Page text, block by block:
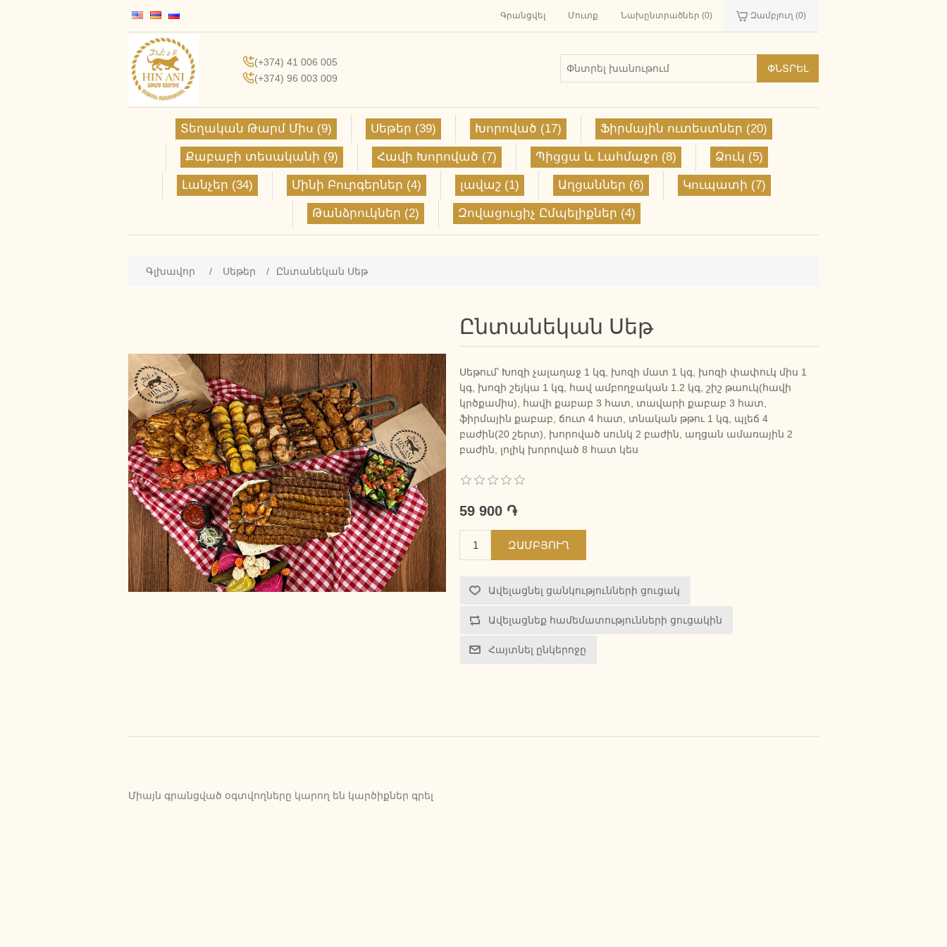
Գրանցվել Մուտք Նախընտրածներ (0) Զամբյուղ (0)
(+374) 41 006 005
(+374) 96 003 009
ՓՆՏՐԵԼ
Տեղական Թարմ Միս (9) Սեթեր (39) Խորոված (17) Ֆիրմային ուտեստներ (20)
Քաբաբի տեսականի (9) Հավի Խորոված (7) Պիցցա և Լահմաջո (8) Ձուկ (5)
Լանչեր (34) Մինի Բուրգերներ (4) լավաշ (1) Աղցաններ (6) Կուպատի (7)
Թանձրուկներ (2) Զովացուցիչ Ըմպելիքներ (4)
Գլխավոր / Սեթեր / Ընտանեկան Սեթ
Ընտանեկան Սեթ
Սեթում՝ Խոզի չալաղաջ 1 կգ, խոզի մատ 1 կգ, խոզի փափուկ միս 1
կգ, խոզի շեյկա 1 կգ, հավ ամբողջական 1.2 կգ, շիշ թաուկ(հավի
կրծքամիս), հավի քաբաբ 3 հատ, տավարի քաբաբ 3 հատ,
ֆիրմային քաբաբ, ճուտ 4 հատ, տնական թթու 1 կգ, պլեճ 4
բաժին(20 շերտ), խորոված սունկ 2 բաժին, աղցան ամառային 2
բաժին, լոլիկ խորոված 8 հատ կես
59 900 ֏
ԶԱՄԲՅՈՒՂ
Ավելացնել ցանկությունների ցուցակ
Ավելացնեք համեմատությունների ցուցակին
Հայտնել ընկերոջը
Միայն գրանցված օգտվողները կարող են կարծիքներ գրել